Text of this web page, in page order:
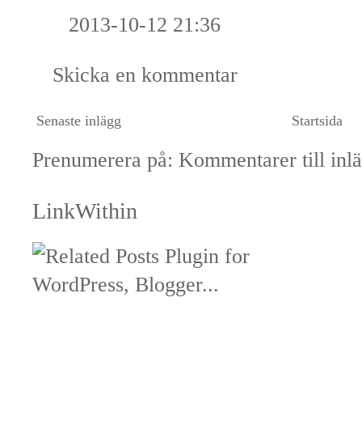
2013-10-12 21:36
Skicka en kommentar
Senaste inlägg Startsida
Prenumerera på: Kommentarer till
LinkWithin